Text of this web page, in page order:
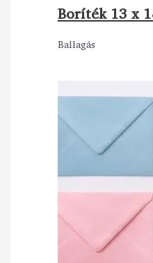
Boríték 13 x
Ballagás